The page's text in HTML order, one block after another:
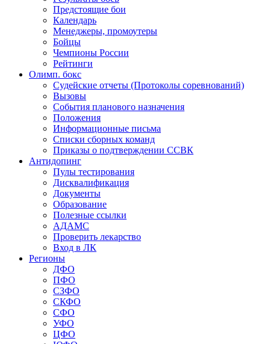
Предстоящие бои
Календарь
Менеджеры, промоутеры
Бойцы
Чемпионы России
Рейтинги
Олимп. бокс
Судейские отчеты (Протоколы соревнований)
Вызовы
События планового назначения
Положения
Информационные письма
Списки сборных команд
Приказы о подтверждении ССВК
Антидопинг
Пулы тестирования
Дисквалификация
Документы
Образование
Полезные ссылки
АДАМС
Проверить лекарство
Вход в ЛК
Регионы
ДФО
ПФО
СЗФО
СКФО
СФО
УФО
ЦФО